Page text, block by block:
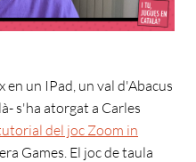
un IPad, un val d'Abacus
s'ha atorgat a Carles
del joc Zoom in
Games. El joc de taula